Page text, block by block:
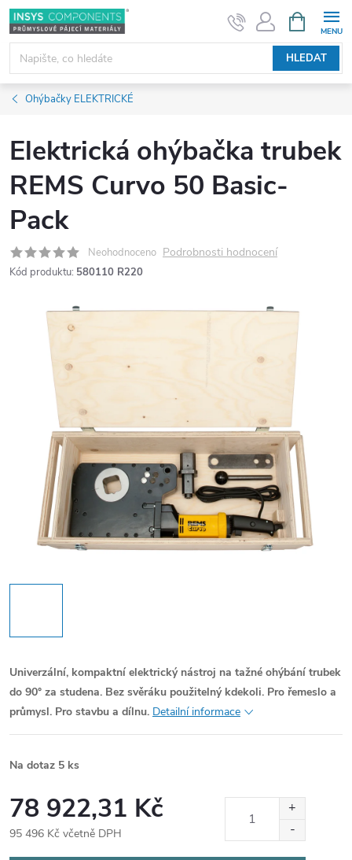
Přejít
na
obsah
HLEDAT
NÁKUPNÍ
KOŠÍK
Ohýbačky ELEKTRICKÉ
Elektrická ohýbačka trubek
REMS Curvo 50 Basic-
Pack
Neohodnoceno Podrobnosti hodnocení
Kód produktu: 580110 R220
Univerzální, kompaktní elektrický nástroj na tažné ohýbání trubek
do 90° za studena. Bez svěráku použitelný kdekoli. Pro řemeslo a
průmysl. Pro stavbu a dílnu. Detailní informace
Na dotaz 5 ks
78 922,31 Kč
95 496 Kč včetně DPH